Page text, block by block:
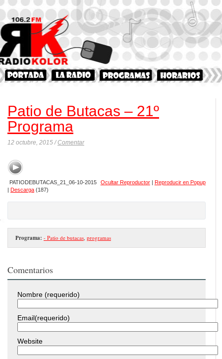
Patio de Butacas – 21º
Programa
12 octubre, 2015 /Comentar
PATIODEBUTACAS_21_06-10-2015 Ocultar Reproductor| Reproducir en Popup
| Descarga (187)
Programa: - Patio de butacas programas
Comentarios
Nombre (requerido)
Email(requerido)
Website